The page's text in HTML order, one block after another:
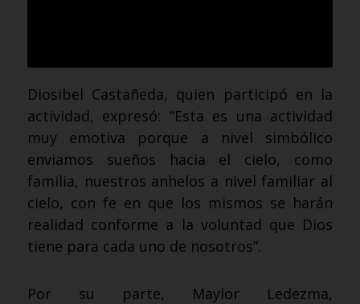
Diosibel Castañeda, quien participó en la
actividad, expresó: “Esta es una actividad
muy emotiva porque a nivel simbólico
enviamos sueños hacia el cielo, como
familia, nuestros anhelos a nivel familiar al
cielo, con fe en que los mismos se harán
realidad conforme a la voluntad que Dios
tiene para cada uno de nosotros”.
Por su parte, Maylor Ledezma,